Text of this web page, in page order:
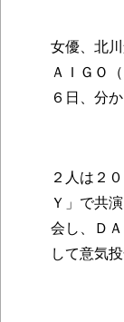
女優、北
ＡＩＧＯ
６日、分か
２人は２
Ｙ」で共
会し、Ｄ
して意気投